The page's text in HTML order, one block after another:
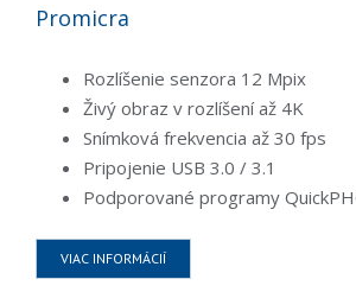
Promicra
Rozlíšenie senzora 12 Mpix
Živý obraz v rozlíšení až 4K
Snímková frekvencia až 30 fps
Pripojenie USB 3.0 / 3.1
Podporované programy
VIAC INFORMÁCIÍ